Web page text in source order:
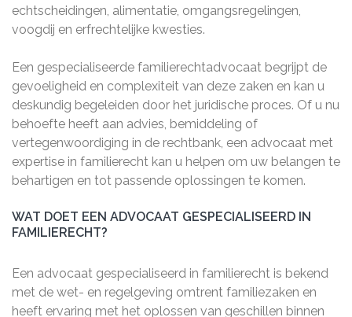
echtscheidingen, alimentatie, omgangsregelingen,
voogdij en erfrechtelijke kwesties.
Een gespecialiseerde familierechtadvocaat begrijpt de
gevoeligheid en complexiteit van deze zaken en kan u
deskundig begeleiden door het juridische proces. Of u nu
behoefte heeft aan advies, bemiddeling of
vertegenwoordiging in de rechtbank, een advocaat met
expertise in familierecht kan u helpen om uw belangen te
behartigen en tot passende oplossingen te komen.
WAT DOET EEN ADVOCAAT GESPECIALISEERD IN
FAMILIERECHT?
Een advocaat gespecialiseerd in familierecht is bekend
met de wet- en regelgeving omtrent familiezaken en
heeft ervaring met het oplossen van geschillen binnen